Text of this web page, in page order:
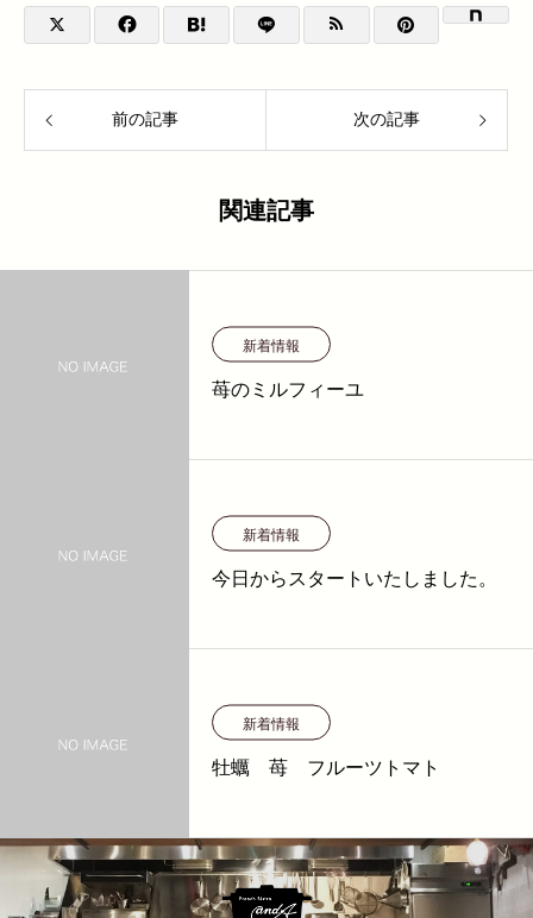
前の記事 次の記事
関連記事
新着情報
苺のミルフィーユ
新着情報
今日からスタートいたしました。
新着情報
牡蠣 苺 フルーツトマト